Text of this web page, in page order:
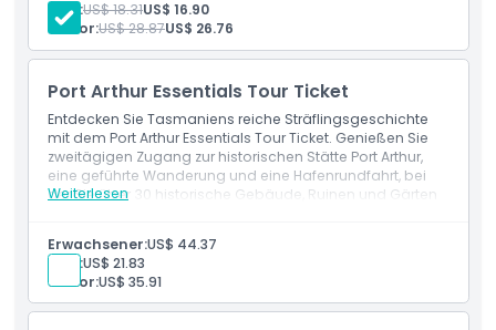
Ausschlüsse
Öffnungszeiten
Dinge, die Sie wissen sollten
Ort
Wie man dorthin gelangt
wunderschönen Lage und geisterhaften Legenden ist die
Port Arthur Historische Stätte perfekt für
Geschichtsliebhaber und alle, die ein einzigartiges,
Kind:US$ 18.31US$ 16.90
Senior:US$ 28.87US$ 26.76
Port Arthur Essentials Tour Ticket
Entdecken Sie Tasmaniens reiche Sträflingsgeschichte
mit dem Port Arthur Essentials Tour Ticket. Genießen Sie
zweitägigen Zugang zur historischen Stätte Port Arthur,
eine geführte Wanderung und eine Hafenrundfahrt, bei
der Sie über 30 historische Gebäude, Ruinen und Gärten
Weiterlesen
Erwachsener:US$ 44.37
Kind:US$ 21.83
Senior:US$ 35.91